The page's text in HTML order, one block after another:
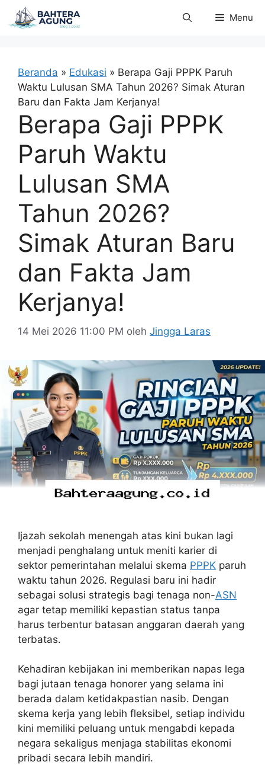
Langsung
ke
Menu
Beranda » Edukasi » Berapa Gaji PPPK Paruh
Waktu Lulusan SMA Tahun 2026? Simak Aturan
Baru dan Fakta Jam Kerjanya!
Berapa Gaji PPPK
Paruh Waktu
Lulusan SMA
Tahun 2026?
Simak Aturan Baru
dan Fakta Jam
Kerjanya!
14 Mei 2026 11:00 PM oleh Jingga Laras
Ijazah sekolah menengah atas kini bukan lagi
menjadi penghalang untuk meniti karier di
sektor pemerintahan melalui skema PPPK paruh
waktu tahun 2026. Regulasi baru ini hadir
sebagai solusi strategis bagi tenaga non-ASN
agar tetap memiliki kepastian status tanpa
harus terbentur batasan anggaran daerah yang
terbatas.
Kehadiran kebijakan ini memberikan napas lega
bagi jutaan tenaga honorer yang selama ini
berada dalam ketidakpastian nasib. Dengan
skema kerja yang lebih fleksibel, setiap individu
kini memiliki peluang untuk mengabdi kepada
negara sekaligus menjaga stabilitas ekonomi
pribadi secara lebih mandiri.